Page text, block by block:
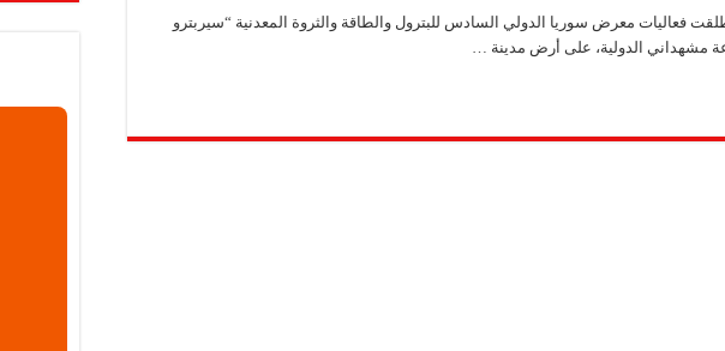
“جالكسي أوتوميشن”: المعارض المتخصصة تساهم في دعم الصناعة السورية وتعزيز حضور المنتجات المحلية
فعاليات معرض سوريا الدولي السادس للبترول والطاقة والثروة المعدنية “سيربترو